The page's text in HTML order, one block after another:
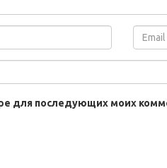
для последующих моих